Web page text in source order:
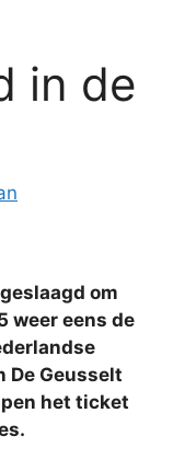
in de
om
weer eens de
De Geusselt
het ticket